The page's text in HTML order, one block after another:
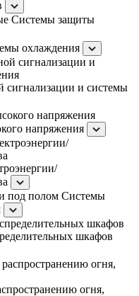
Системы защиты
охлаждения
и системы
напряжения
Системы
шкафов
огня,